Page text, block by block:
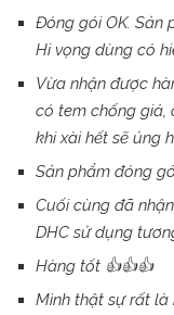
Đóng gói OK. Sản
Hi vọng dùng có
Vừa nhận được
có tem chống giả,
khi xài hết sẽ ủng
Sản phẩm đóng
Cuối cùng đã
DHC sử dụng
Hàng tốt 👍👍👍
Mình thật sự rất là